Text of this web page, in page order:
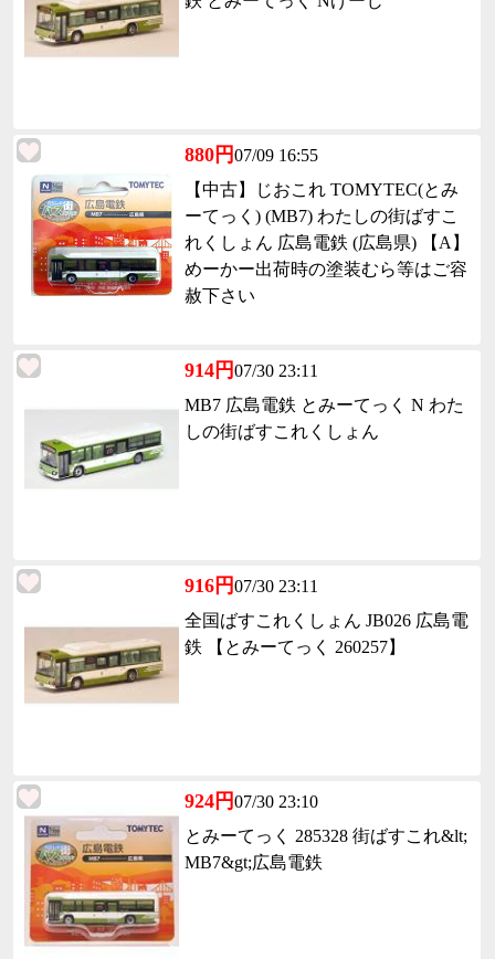
880円07/09 16:55
【中古】じおこれ TOMYTEC(とみ
ーてっく) (MB7) わたしの街ばすこ
れくしょん 広島電鉄 (広島県) 【A】
めーかー出荷時の塗装むら等はご容
赦下さい
914円07/30 23:11
MB7 広島電鉄 とみーてっく N わた
しの街ばすこれくしょん
916円07/30 23:11
全国ばすこれくしょん JB026 広島電
鉄 【とみーてっく 260257】
924円07/30 23:10
とみーてっく 285328 街ばすこれ&lt;
MB7&gt;広島電鉄